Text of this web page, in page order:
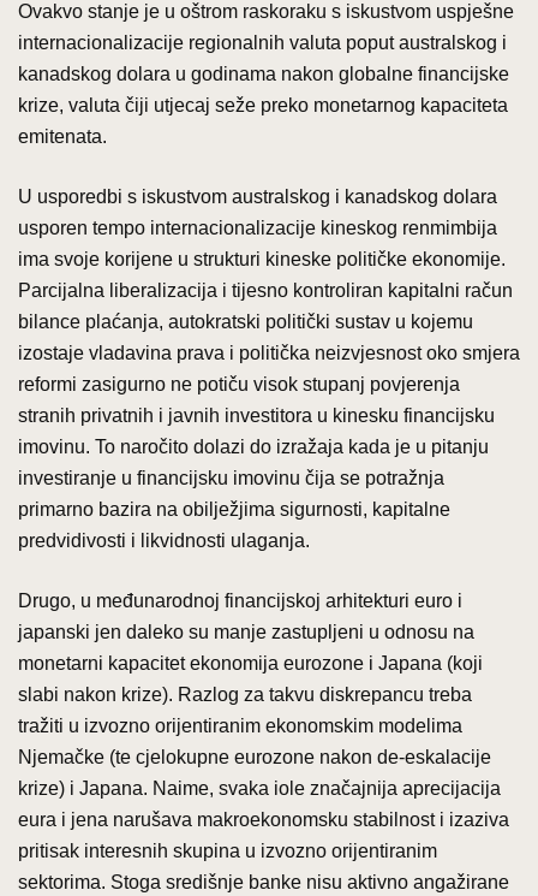
Ovakvo stanje je u oštrom raskoraku s iskustvom uspješne
internacionalizacije regionalnih valuta poput australskog i
kanadskog dolara u godinama nakon globalne financijske
krize, valuta čiji utjecaj seže preko monetarnog kapaciteta
emitenata.
U usporedbi s iskustvom australskog i kanadskog dolara
usporen tempo internacionalizacije kineskog renmimbija
ima svoje korijene u strukturi kineske političke ekonomije.
Parcijalna liberalizacija i tijesno kontroliran kapitalni račun
bilance plaćanja, autokratski politički sustav u kojemu
izostaje vladavina prava i politička neizvjesnost oko smjera
reformi zasigurno ne potiču visok stupanj povjerenja
stranih privatnih i javnih investitora u kinesku financijsku
imovinu. To naročito dolazi do izražaja kada je u pitanju
investiranje u financijsku imovinu čija se potražnja
primarno bazira na obilježjima sigurnosti, kapitalne
predvidivosti i likvidnosti ulaganja.
Drugo, u međunarodnoj financijskoj arhitekturi euro i
japanski jen daleko su manje zastupljeni u odnosu na
monetarni kapacitet ekonomija eurozone i Japana (koji
slabi nakon krize). Razlog za takvu diskrepancu treba
tražiti u izvozno orijentiranim ekonomskim modelima
Njemačke (te cjelokupne eurozone nakon de-eskalacije
krize) i Japana. Naime, svaka iole značajnija aprecijacija
eura i jena narušava makroekonomsku stabilnost i izaziva
pritisak interesnih skupina u izvozno orijentiranim
sektorima. Stoga središnje banke nisu aktivno angažirane